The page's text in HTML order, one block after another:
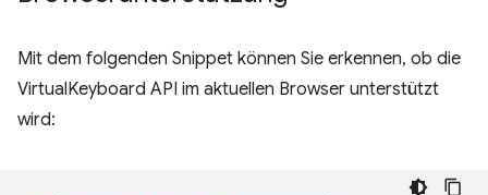
Mit dem folgenden Snippet können Sie erkennen, ob die
VirtualKeyboard API im aktuellen Browser unterstützt
wird: